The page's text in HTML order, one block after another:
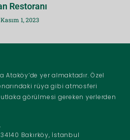
Restoranı
Kasım 1, 2023
yer almaktadır. Özel
rüya gibi atmosferi
görülmesi gereken yerlerden
Bakırköy, İstanbul